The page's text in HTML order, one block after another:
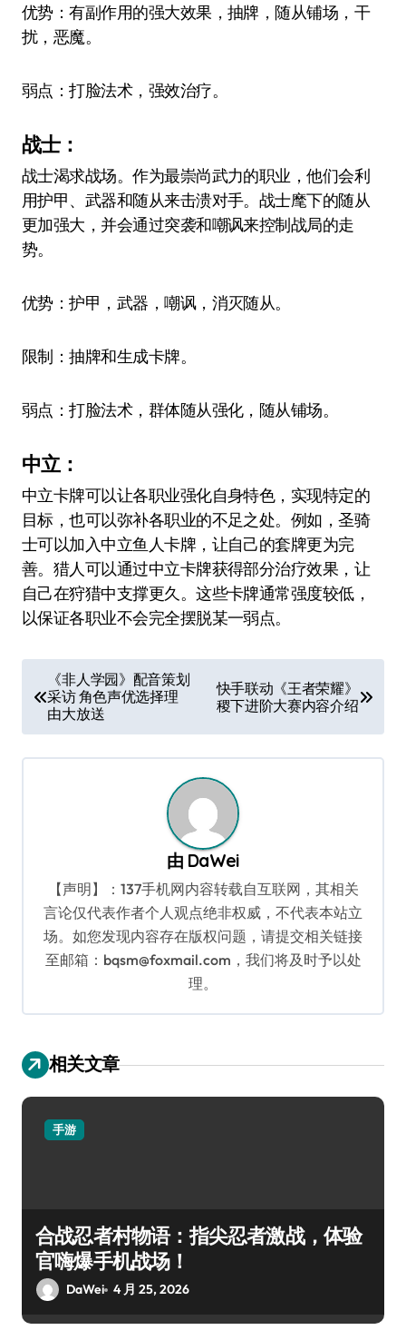
优势：有副作用的强大效果，抽牌，随从铺场，干
扰，恶魔。
弱点：打脸法术，强效治疗。
战士：
战士渴求战场。作为最崇尚武力的职业，他们会利
用护甲、武器和随从来击溃对手。战士麾下的随从
更加强大，并会通过突袭和嘲讽来控制战局的走
势。
优势：护甲，武器，嘲讽，消灭随从。
限制：抽牌和生成卡牌。
弱点：打脸法术，群体随从强化，随从铺场。
中立：
中立卡牌可以让各职业强化自身特色，实现特定的
目标，也可以弥补各职业的不足之处。例如，圣骑
士可以加入中立鱼人卡牌，让自己的套牌更为完
善。猎人可以通过中立卡牌获得部分治疗效果，让
自己在狩猎中支撑更久。这些卡牌通常强度较低，
以保证各职业不会完全摆脱某一弱点。
章
导
航
《非人学园》配音策划
采访 角色声优选择理
由大放送
快手联动《王者荣耀》
稷下进阶大赛内容介绍
由 DaWei
【声明】：137手机网内容转载自互联网，其相关
言论仅代表作者个人观点绝非权威，不代表本站立
场。如您发现内容存在版权问题，请提交相关链接
至邮箱：bqsm@foxmail.com，我们将及时予以处
理。
相关文章
手游
合战忍者村物语：指尖忍者激战，体验
官嗨爆手机战场！
DaWei 4 月 25, 2026